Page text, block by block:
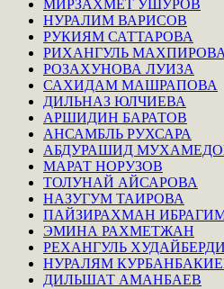
МИРЗАХМЕТ УШУРОВ
НУРАЛИМ ВАРИСОВ
РУКИЯМ САТТАРОВА
РИХАНГУЛЬ МАХПИРОВА
РОЗАХУНОВА ЛУИЗА
САХИДАМ МАШРАПОВА
ДИЛЬНАЗ ЮЛЧИЕВА
АРШИДИН БАРАТОВ
АНСАМБЛЬ РУХСАРА
АБДУРАШИД
МАРАТ НОРУЗОВ
ТОЛУНАЙ АЙСАРОВА
НАЗУГУМ ТАИРОВА
ПАЙЗИРАХМАН
ЭМИНА РАХМЕТЖАН
РЕХАНГУЛЬ
НУРАЛЯМ
ДИЛЬШАТ АМАНБАЕВ